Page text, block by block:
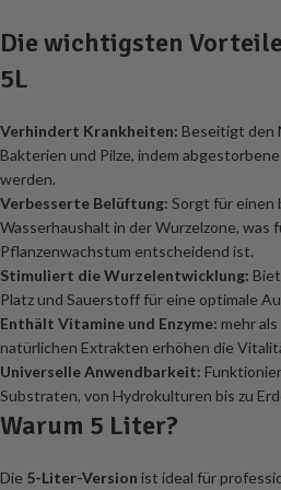
Die wichtigsten Vorteile
5L
Verhindert Krankheiten: Beseitigt den
Bakterien und Pilze, indem
werden.
Verbesserte Belüftung: Sorgt für einen
Wasserhaushalt in der Wurzelzone, was
Pflanzenwachstum entscheidend ist.
Stimuliert die Wurzelentwicklung:
Platz und Sauerstoff für eine optimale
Enthält Vitamine und Enzyme: mehr
natürlichen Extrakten erhöhen die
Universelle Anwendbarkeit:
Substraten, von Hydrokulturen bis zu
Warum 5 Liter?
Die 5-Liter-Version ist ideal für